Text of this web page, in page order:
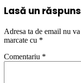
Lasă un răspuns
Adresa ta de email nu
marcate cu *
Comentariu *